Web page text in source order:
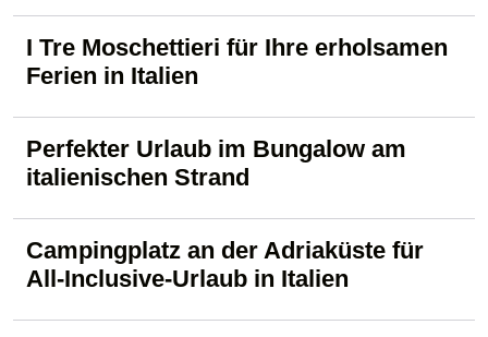
I Tre Moschettieri für Ihre erholsamen
Ferien in Italien
Perfekter Urlaub im Bungalow am
italienischen Strand
Campingplatz an der Adriaküste für
All-Inclusive-Urlaub in Italien